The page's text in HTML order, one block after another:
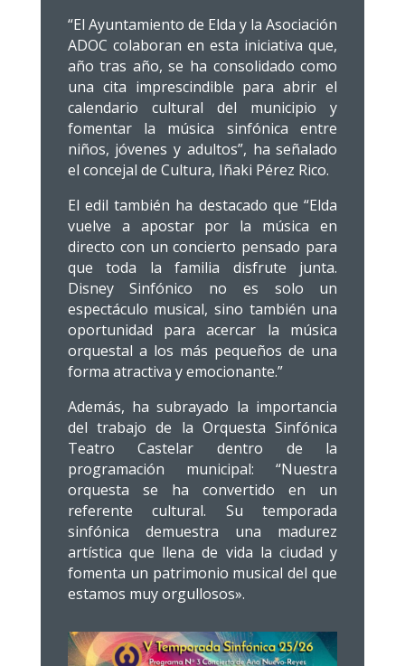
“El Ayuntamiento de Elda y la Asociación
ADOC colaboran en esta iniciativa que,
año tras año, se ha consolidado como
una cita imprescindible para abrir el
calendario cultural del municipio y
fomentar la música sinfónica entre
niños, jóvenes y adultos”, ha señalado
el concejal de Cultura, Iñaki Pérez Rico.
El edil también ha destacado que “Elda
vuelve a apostar por la música en
directo con un concierto pensado para
que toda la familia disfrute junta.
Disney Sinfónico no es solo un
espectáculo musical, sino también una
oportunidad para acercar la música
orquestal a los más pequeños de una
forma atractiva y emocionante.”
Además, ha subrayado la importancia
del trabajo de la Orquesta Sinfónica
Teatro Castelar dentro de la
programación municipal: “Nuestra
orquesta se ha convertido en un
referente cultural. Su temporada
sinfónica demuestra una madurez
artística que llena de vida la ciudad y
fomenta un patrimonio musical del que
estamos muy orgullosos».